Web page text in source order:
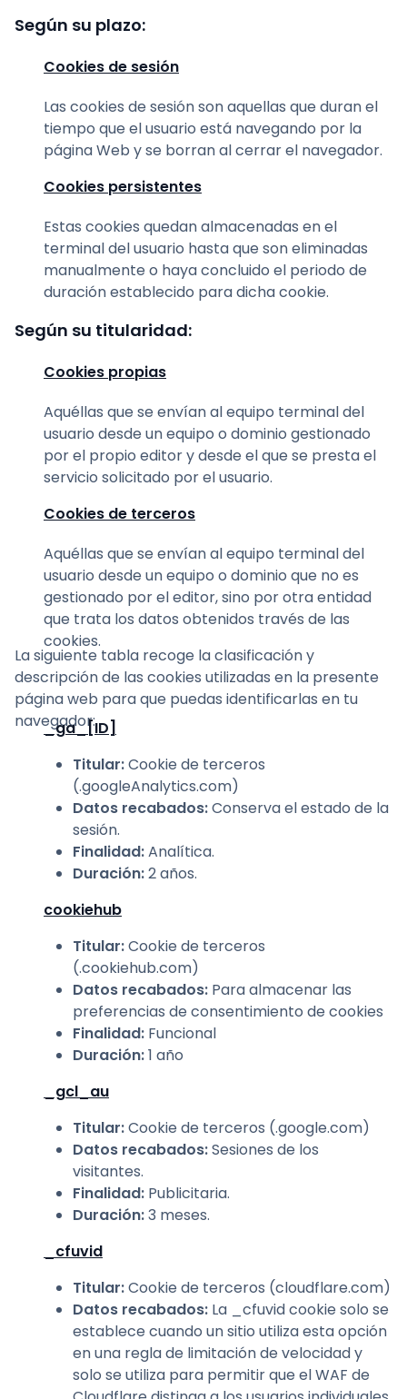
Según su plazo:
Cookies de sesión
Las cookies de sesión son aquellas que duran el
tiempo que el usuario está navegando por la
página Web y se borran al cerrar el navegador.
Cookies persistentes
Estas cookies quedan almacenadas en el
terminal del usuario hasta que son eliminadas
manualmente o haya concluido el periodo de
duración establecido para dicha cookie.
Según su titularidad:
Cookies propias
Aquéllas que se envían al equipo terminal del
usuario desde un equipo o dominio gestionado
por el propio editor y desde el que se presta el
servicio solicitado por el usuario.
Cookies de terceros
Aquéllas que se envían al equipo terminal del
usuario desde un equipo o dominio que no es
gestionado por el editor, sino por otra entidad
que trata los datos obtenidos través de las
cookies.
La siguiente tabla recoge la clasificación y
descripción de las cookies utilizadas en la presente
página web para que puedas identificarlas en tu
navegador:
_ga_[ID]
Titular:Cookie de terceros
(.googleAnalytics.com)
Datos recabados:Conserva el estado de la
sesión.
Finalidad:Analítica.
Duración:2 años.
cookiehub
Titular:Cookie de terceros
(.cookiehub.com)
Datos recabados: Para almacenar las
preferencias de consentimiento de cookies
Finalidad: Funcional
Duración:1 año
_gcl_au
Titular:Cookie de terceros (.google.com)
Datos recabados:Sesiones de los
visitantes.
Finalidad: Publicitaria.
Duración:3 meses.
_cfuvid
Titular:Cookie de terceros (cloudflare.com)
Datos recabados: La _cfuvid cookie solo se
establece cuando un sitio utiliza esta opción
en una regla de limitación de velocidad y
solo se utiliza para permitir que el WAF de